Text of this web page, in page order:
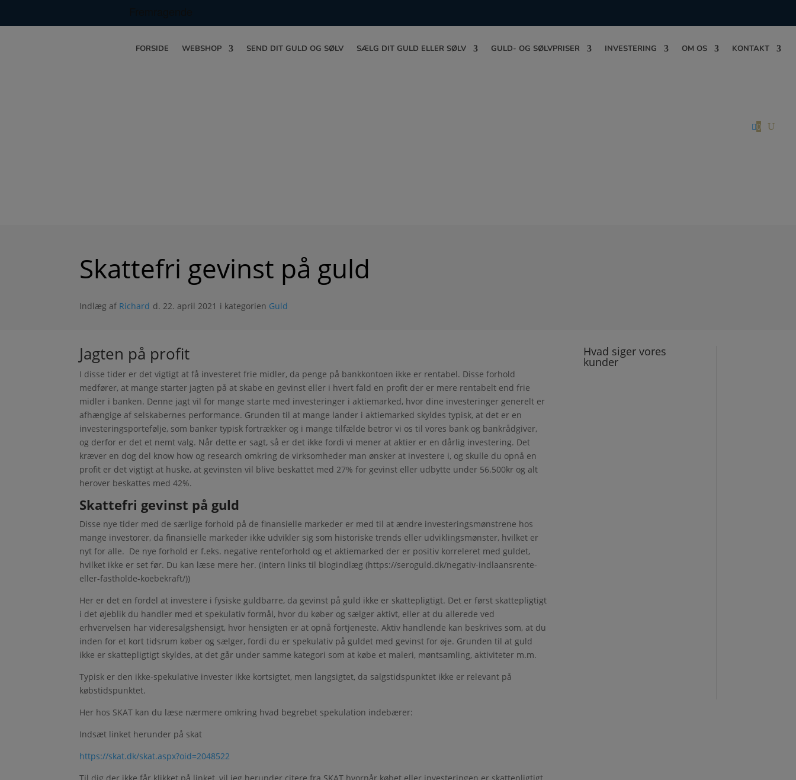
FORSIDE WEBSHOP SEND DIT GULD OG SØLV SÆLG DIT GULD ELLER SØLV GULD- OG SØLVPRISER INVESTERING OM OS KONTAKT
0
Skattefri gevinst på guld
Indlæg af Richard d. 22. april 2021 i kategorien Guld
Jagten på profit
I disse tider er det vigtigt at få investeret frie midler, da penge på bankkontoen ikke er rentabel. Disse forhold
medfører, at mange starter jagten på at skabe en gevinst eller i hvert fald en profit der er mere rentabelt end frie
midler i banken. Denne jagt vil for mange starte med investeringer i aktiemarked, hvor dine investeringer generelt er
afhængige af selskabernes performance. Grunden til at mange lander i aktiemarked skyldes typisk, at det er en
investeringsportefølje, som banker typisk fortrækker og i mange tilfælde betror vi os til vores bank og bankrådgiver,
og derfor er det et nemt valg. Når dette er sagt, så er det ikke fordi vi mener at aktier er en dårlig investering. Det
kræver en dog del know how og research omkring de virksomheder man ønsker at investere i, og skulle du opnå en
profit er det vigtigt at huske, at gevinsten vil blive beskattet med 27% for gevinst eller udbytte under 56.500kr og alt
herover beskattes med 42%.
Skattefri gevinst på guld
Disse nye tider med de særlige forhold på de finansielle markeder er med til at ændre investeringsmønstrene hos
mange investorer, da finansielle markeder ikke udvikler sig som historiske trends eller udviklingsmønster, hvilket er
nyt for alle. De nye forhold er f.eks. negative renteforhold og et aktiemarked der er positiv korreleret med guldet,
hvilket ikke er set før. Du kan læse mere her. (intern links til blogindlæg (https://seroguld.dk/negativ-indlaansrente-
eller-fastholde-koebekraft/))
Her er det en fordel at investere i fysiske guldbarre, da gevinst på guld ikke er skattepligtigt. Det er først skattepligtigt
i det øjeblik du handler med et spekulativ formål, hvor du køber og sælger aktivt, eller at du allerede ved
erhvervelsen har videresalgshensigt, hvor hensigten er at opnå fortjeneste. Aktiv handlende kan beskrives som, at du
inden for et kort tidsrum køber og sælger, fordi du er spekulativ på guldet med gevinst for øje. Grunden til at guld
ikke er skattepligtigt skyldes, at det går under samme kategori som at købe et maleri, møntsamling, aktiviteter m.m.
Typisk er den ikke-spekulative invester ikke kortsigtet, men langsigtet, da salgstidspunktet ikke er relevant på
købstidspunktet.
Her hos SKAT kan du læse nærmere omkring hvad begrebet spekulation indebærer:
Indsæt linket herunder på skat
https://skat.dk/skat.aspx?oid=2048522
Hvad siger vores
kunder